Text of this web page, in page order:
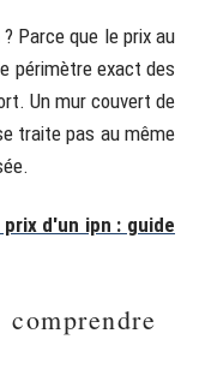
Parce que le prix au
périmètre exact des
Un mur couvert de
traite pas au même
prix d'un ipn : guide